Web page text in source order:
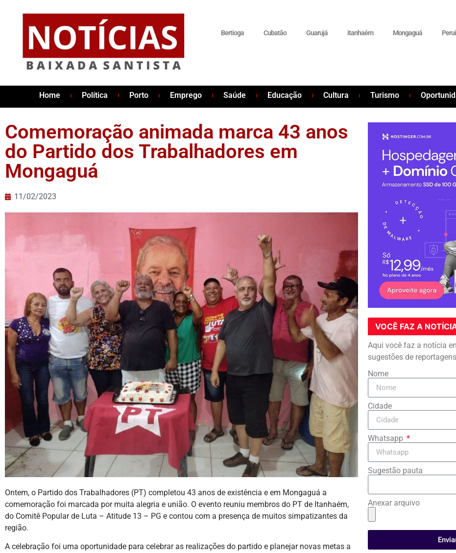
Bertioga Cubatão Guarujá itanhaém Mongaguá
Home Política Porto Emprego Saúde Educação Cultura Turismo
Comemoração animada marca 43 anos
do Partido dos Trabalhadores em
Mongaguá
11/02/2023
Ontem, o Partido dos Trabalhadores (PT) completou 43 anos de existência e em Mongaguá a
comemoração foi marcada por muita alegria e união. O evento reuniu membros do PT de Itanhaém,
do Comitê Popular de Luta – Atitude 13 – PG e contou com a presença de muitos simpatizantes da
região.
A celebração foi uma oportunidade para celebrar as realizações do partido e planejar novas metas a
VOCÊ FAZ A
Aqui você faz a notícia
sugestões de
Nome
Cidade
Whatsapp
Sugestão pauta
Anexar arquivo